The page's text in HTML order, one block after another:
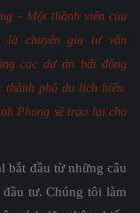
- Một thành viên của
là chuyên gia tư vấn
các dự án bất động
phố du lịch biển.
Phong sẽ trao lại cho
bắt đầu từ những câu
tư. Chúng tôi làm